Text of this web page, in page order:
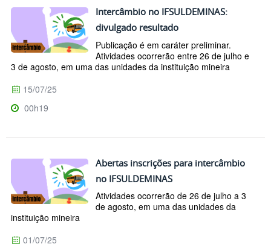
Intercâmbio no IFSULDEMINAS:
divulgado resultado
Publicação é em caráter preliminar.
Atividades ocorrerão entre 26 de julho e
3 de agosto, em uma das unidades da instituição mineira
15/07/25
00h19
Abertas inscrições para intercâmbio
no IFSULDEMINAS
Atividades ocorrerão de 26 de julho a 3
de agosto, em uma das unidades da
instituição mineira
01/07/25